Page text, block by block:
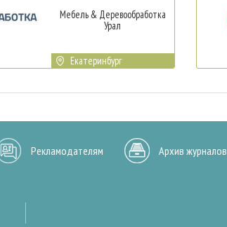
Мебель & Деревообработка
Урал
Екатеринбург
Рекламодателям Архив журналов